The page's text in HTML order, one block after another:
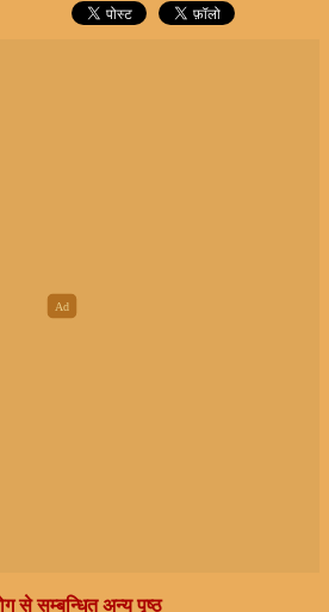
से सम्बन्धित अन्य पृष्ठ